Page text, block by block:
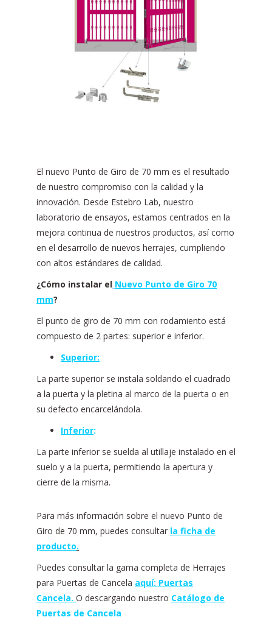
El nuevo Punto de Giro de 70 mm es el resultado
de nuestro compromiso con la calidad y la
innovación. Desde Estebro Lab, nuestro
laboratorio de ensayos, estamos centrados en la
mejora continua de nuestros productos, así como
en el desarrollo de nuevos herrajes, cumpliendo
con altos estándares de calidad.
¿Cómo instalar el Nuevo Punto de Giro 70
mm?
El punto de giro de 70 mm con rodamiento está
compuesto de 2 partes: superior e inferior.
Superior:
La parte superior se instala soldando el cuadrado
a la puerta y la pletina al marco de la puerta o en
su defecto encarcelándola.
Inferior:
La parte inferior se suelda al utillaje instalado en el
suelo y a la puerta, permitiendo la apertura y
cierre de la misma.
Para más información sobre el nuevo Punto de
Giro de 70 mm, puedes consultar la ficha de
producto.
Puedes consultar la gama completa de Herrajes
para Puertas de Cancela aquí: Puertas
Cancela. O descargando nuestro Catálogo de
Puertas de Cancela